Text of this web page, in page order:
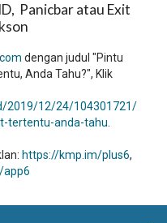
Panicbar atau Exit
dengan judul "Pintu
Anda Tahu?", Klik
2019/12/24/104301721/
tertentu-anda-tahu
https://kmp.im/plus6,
app6